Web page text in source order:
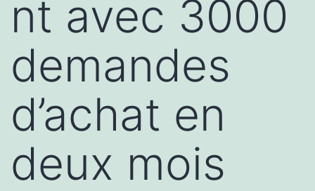
nt avec 3000
demandes
d’achat en
deux mois